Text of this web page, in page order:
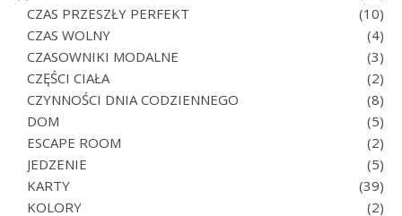
CZAS PRZESZŁY PERFEKT
(10)
CZAS WOLNY
(4)
CZASOWNIKI MODALNE
(3)
CZĘŚCI CIAŁA
(2)
CZYNNOŚCI DNIA CODZIENNEGO
(8)
DOM
(5)
ESCAPE ROOM
(2)
JEDZENIE
(5)
KARTY
(39)
KOLORY
(2)